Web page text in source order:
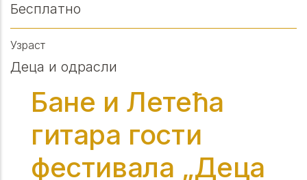
Бесплатно
Узраст
Деца и одрасли
Бане и Летећа
гитара гости
фестивала „Деца